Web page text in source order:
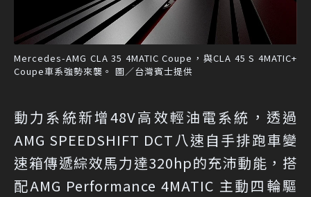
Mercedes-AMG CLA 35 4MATIC Coupe，與CLA 45 S 4MATIC+
Coupe車系強勢來襲。 圖／台灣賓士提供
動力系統新增48V高效輕油電系統，透過
AMG SPEEDSHIFT DCT八速自手排跑車變
速箱傳遞綜效馬力達320hp的充沛動能，搭
配AMG Performance 4MATIC 主動四輪驅